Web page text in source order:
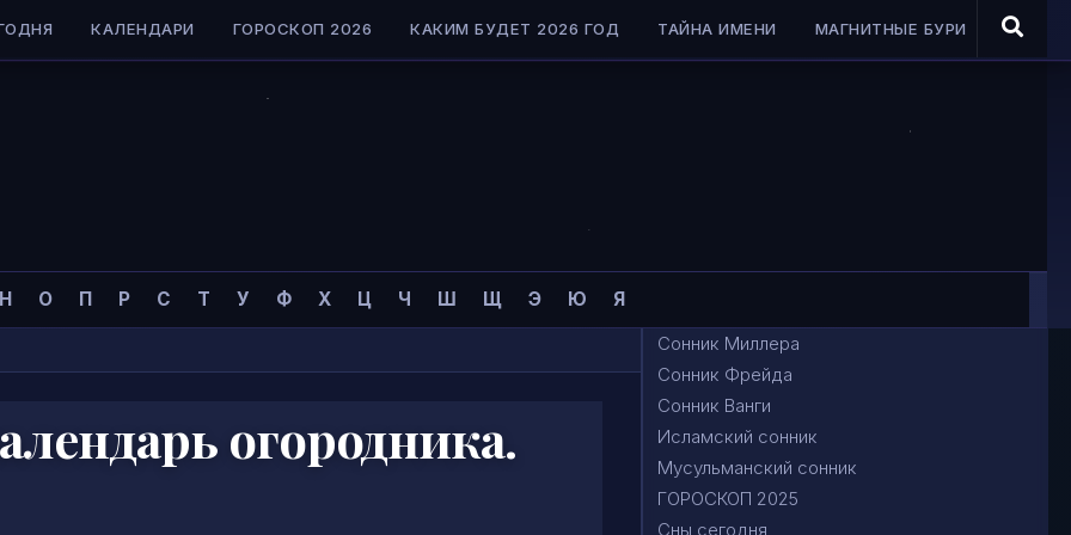
КАЛЕНДАРИ ГОРОСКОП 2026 КАКИМ БУДЕТ 2026 ГОД ТАЙНА ИМЕНИ МАГНИТНЫЕ БУРИ
Н О П Р С Т У Ф Х Ц Ч Ш Щ Э Ю Я
огородника.
Сонник Миллера
Сонник Фрейда
Сонник Ванги
Исламский сонник
Мусульманский сонник
ГОРОСКОП 2025
Сны сегодня